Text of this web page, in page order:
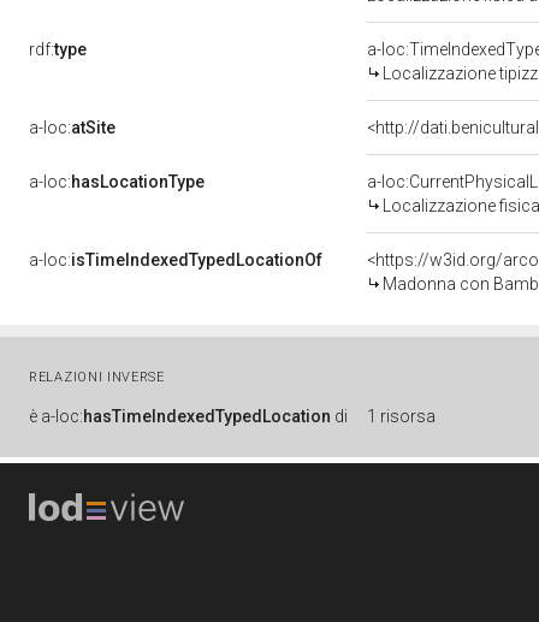
rdf:type
a-
Localizzazione
a-loc:atSite <http://
a-loc:hasLocationType
a-
Localizzazione
a-loc:isTimeIndexedTypedLocationOf
<https://w3id.org/
Madonna con
RELAZIONI INVERSE
è a-loc:hasTimeIndexedTypedLocation di 1 risorsa